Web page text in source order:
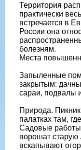
Территория
практически
встречается в
России она
болезням.
Места
Запыленные
закрытым:
сараи, подвалы
Природа.
палатках там,
Садовые
ворошат старую
вскапывают